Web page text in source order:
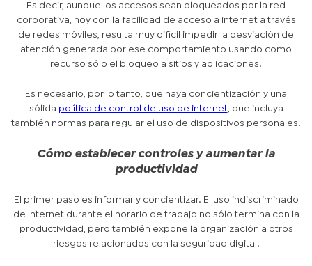
Es decir, aunque los accesos sean bloqueados por la red
corporativa, hoy con la facilidad de acceso a internet a través
de redes móviles, resulta muy difícil impedir la desviación de
atención generada por ese comportamiento usando como
recurso sólo el bloqueo a sitios y aplicaciones.
Es necesario, por lo tanto, que haya concientización y una
sólida política de control de uso de internet, que incluya
también normas para regular el uso de dispositivos personales.
Cómo establecer controles y aumentar la
productividad
El primer paso es informar y concientizar. El uso indiscriminado
de Internet durante el horario de trabajo no sólo termina con la
productividad, pero también expone la organización a otros
riesgos relacionados con la seguridad digital.